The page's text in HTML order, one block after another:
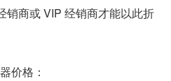
销商或 VIP 经销商才能以此折
价格：